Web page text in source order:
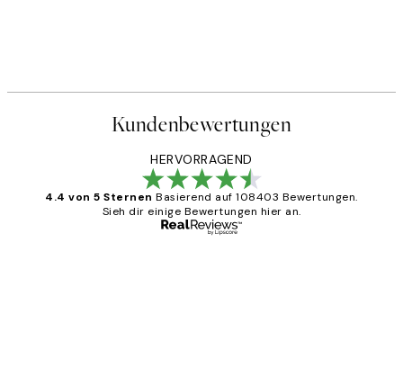
Kundenbewertungen
HERVORRAGEND
4.4 von 5 Sternen Basierend auf 108403 Bewertungen.
Sieh dir einige Bewertungen hier an.